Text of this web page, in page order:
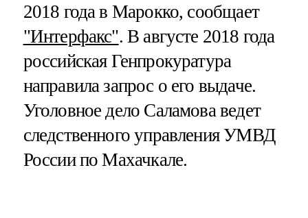
2018 года в Марокко, сообщает
"Интерфакс". В августе 2018 года
российская Генпрокуратура
направила запрос о его выдаче.
Уголовное дело Саламова ведет
следственного управления УМВД
России по Махачкале.